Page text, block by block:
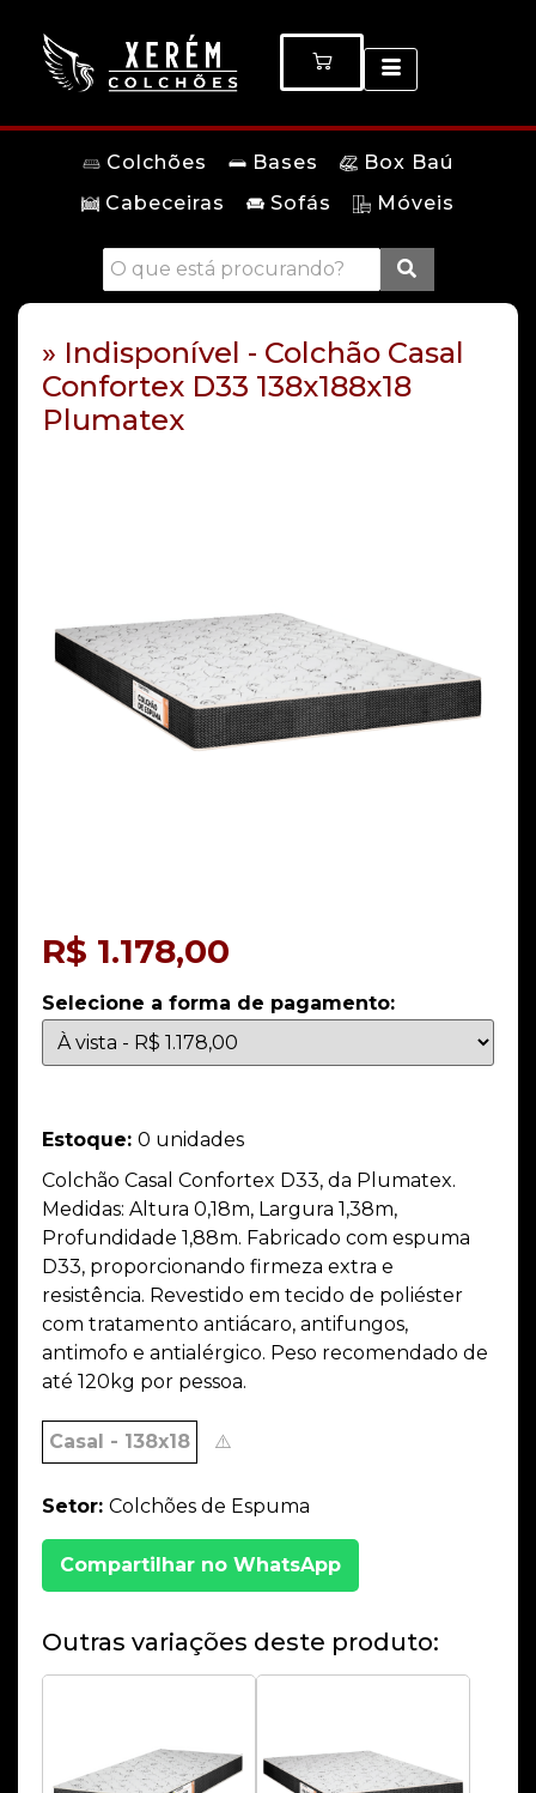
Colchões Bases
Box Baú
Cabeceiras
Sofás Móveis
» Indisponível - Colchão Casal
Confortex D33 138x188x18
Plumatex
R$ 1.178,00
Selecione a forma de pagamento:
Estoque: 0 unidades
Colchão Casal Confortex D33, da Plumatex.
Medidas: Altura 0,18m, Largura 1,38m,
Profundidade 1,88m. Fabricado com espuma
D33, proporcionando firmeza extra e
resistência. Revestido em tecido de poliéster
com tratamento antiácaro, antifungos,
antimofo e antialérgico. Peso recomendado de
até 120kg por pessoa.
Casal - 138x18 ⚠️
Setor: Colchões de Espuma
Compartilhar no WhatsApp
Outras variações deste produto: